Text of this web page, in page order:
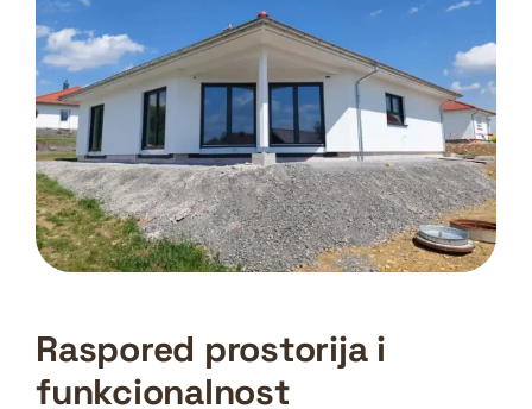
Raspored prostorija i
funkcionalnost